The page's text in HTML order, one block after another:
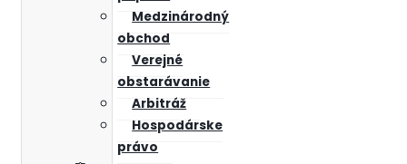
Medzinárodný
obchod
Verejné
obstarávanie
Arbitráž
Hospodárske
právo